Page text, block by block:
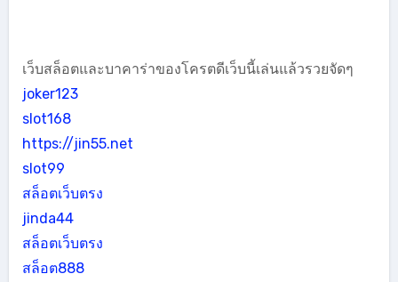
เว็บสล็อตและบาคาร่าของโครตดีเว็บนี้เล่นแล้วรวยจัดๆ
joker123
slot168
https://jin55.net
slot99
สล็อตเว็บตรง
jinda44
สล็อตเว็บตรง
สล็อต888